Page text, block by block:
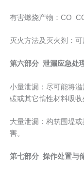
有害燃烧产物：CO
灭火方法及灭火剂：
第六部分 泄漏应急处
小量泄漏：尽可能将
碳或其它惰性材料吸收
大量泄漏：构筑围堤
害。
第七部分 操作处置与